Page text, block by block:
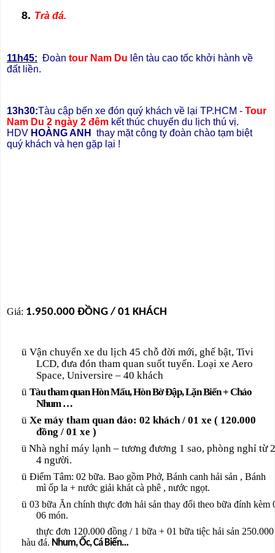
8. Trà đá.
11h45: Đoàn tour Nam Du lên tàu cao tốc khởi hành về
đất liền.
13h30:Tàu cập bến xe đón quý khách về lại TP.HCM - Tour
Nam Du 2 ngày 2 đêm kết thúc chuyến du lịch thú vị.
HDV HOÀNG ANH
thay mặt công ty đoàn chào tạm biệt
quý khách và hẹn gặp lại !
Giá: 1.950.000 ĐỒNG / 01 KHÁCH
ü Vận chuyển xe du lịch 45 chỗ đời mới, ghế bật, Tivi
LCD, đưa đón tham quan suốt tuyến. Loại xe Aero
Space, Universire – 40 khách
ü Tàu tham quan Hòn Mấu, Hòn Bờ Đập, Lặn Biển + Cháo
Nhum …
ü Xe máy tham quan đảo: 02 khách / 01 xe ( 120.000
đồng / 01 xe )
ü Nhà nghỉ máy lạnh – tương đương 1 sao, phòng nghỉ từ
4 người.
ü Điểm Tâm: 02 bữa. Bao gồm Phở, Bánh canh hải sản , Bánh
mì ốp la + nước giải khát cà phê , nước ngọt.
ü 03 bữa Ăn chính thực đơn hải sản thay đổi theo bữa đính kèm
06 món.
thực đơn 120.000 đồng / 1 bữa + 01 bữa tiệc hải sản
hàu đá. Nhum, Ốc, Cá Biển…